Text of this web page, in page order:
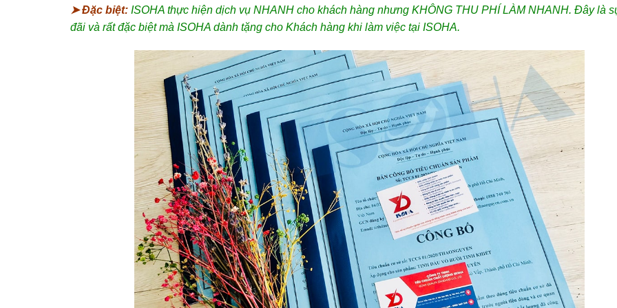
➤ Đặc biệt: ISOHA thực hiện dịch vụ NHANH cho khách hàng nhưng KHÔNG THU PHÍ LÀM NHANH. Đây là
đãi và rất đặc biệt mà ISOHA dành tặng cho Khách hàng khi làm việc tại ISOHA.